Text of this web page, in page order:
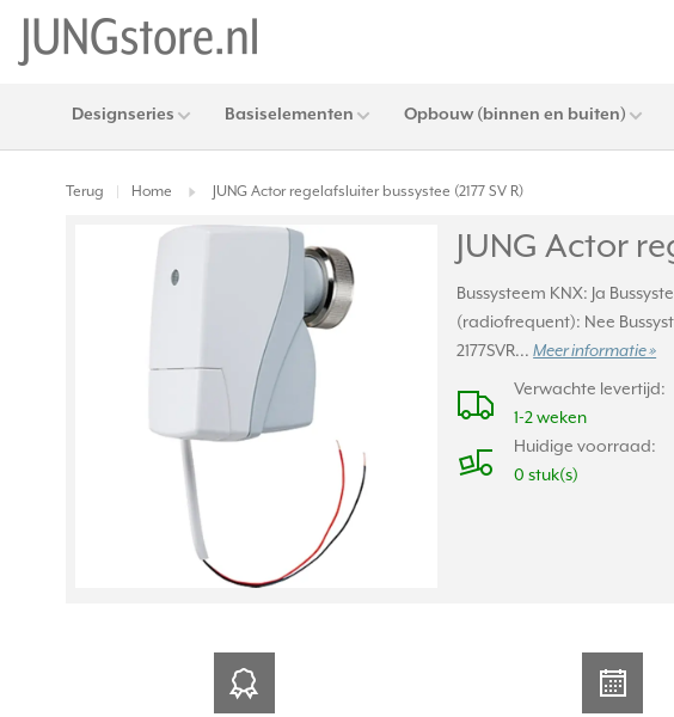
Designseries Basiselementen Opbouw (binnen en buiten)
Terug Home JUNG Actor regelafsluiter bussystee (2177 SV R)
JUNG Actor
Bussysteem KNX: Ja
(radiofrequent): Nee
2177SVR...Meer informatie »
Verwachte levertijd:
1-2 weken
Huidige voorraad:
0 stuk(s)